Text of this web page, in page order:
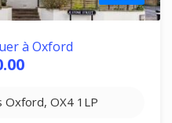
à Oxford
Oxford, OX4 1LP